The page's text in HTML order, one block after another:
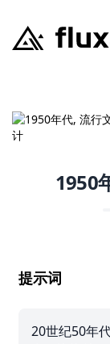
1950
提示词
20世纪50年